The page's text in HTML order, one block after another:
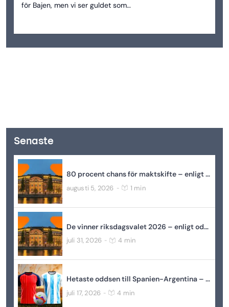
för Bajen, men vi ser guldet som…
Senaste
80 procent chans för maktskifte – enligt oddsen
augusti 5, 2026 - 1 min
De vinner riksdagsvalet 2026 – enligt oddsen
juli 31, 2026 - 4 min
Hetaste oddsen till Spanien-Argentina – VM-final 2026
juli 17, 2026 - 4 min